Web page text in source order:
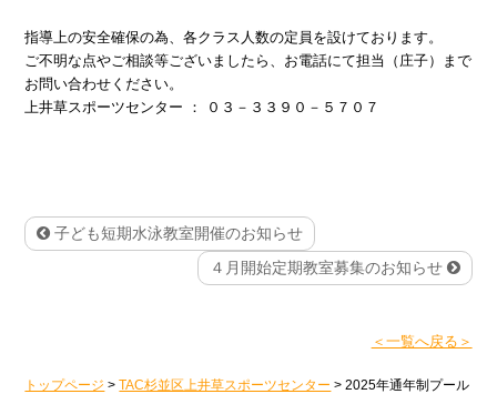
指導上の安全確保の為、各クラス人数の定員を設けております。
ご不明な点やご相談等ございましたら、お電話にて担当（庄子）まで
お問い合わせください。
上井草スポーツセンター ： ０３－３３９０－５７０７
子ども短期水泳教室開催のお知らせ
４月開始定期教室募集のお知らせ
＜一覧へ戻る＞
トップページ >TAC杉並区上井草スポーツセンター >2025年通年制プール